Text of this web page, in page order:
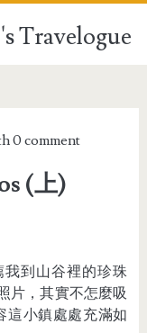
Travelogue
0 comment
(上)
我到山谷裡的珍珠
片，其實不怎麼吸
這小鎮處處充滿如